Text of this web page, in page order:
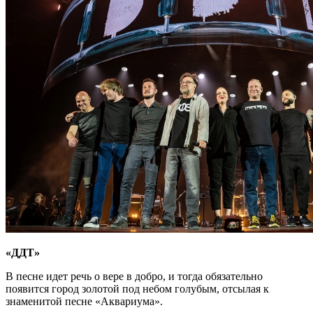
«ДДТ»
В песне идет речь о вере в добро, и тогда обязательно
появится город золотой под небом голубым, отсылая к
знаменитой песне «Аквариума».